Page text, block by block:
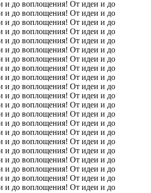
и до воплощения! От идеи и до
и до воплощения! От идеи и до
и до воплощения! От идеи и до
и до воплощения! От идеи и до
и до воплощения! От идеи и до
и до воплощения! От идеи и до
и до воплощения! От идеи и до
и до воплощения! От идеи и до
и до воплощения! От идеи и до
и до воплощения! От идеи и до
и до воплощения! От идеи и до
и до воплощения! От идеи и до
и до воплощения! От идеи и до
и до воплощения! От идеи и до
и до воплощения! От идеи и до
и до воплощения! От идеи и до
и до воплощения! От идеи и до
и до воплощения! От идеи и до
и до воплощения! От идеи и до
и до воплощения! От идеи и до
и до воплощения! От идеи и до